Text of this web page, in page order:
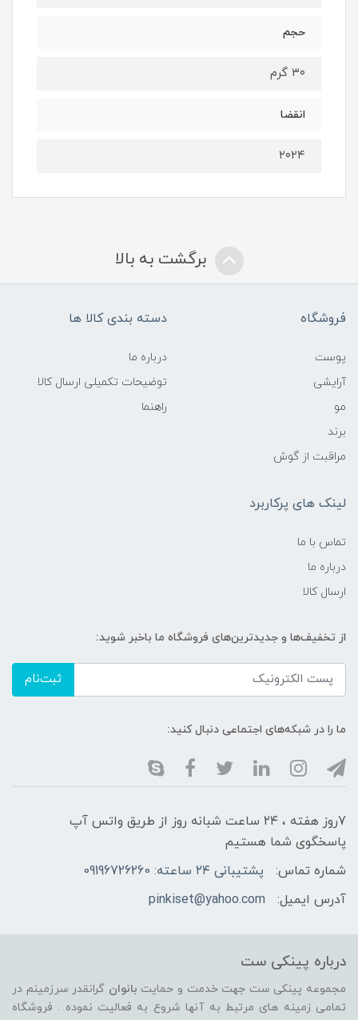
حجم
۳۰ گرم
انقضا
۲۰۲۴
برگشت به بالا
فروشگاه
پوست
آرایشی
مو
برند
مراقبت از گوش
دسته بندی کالا ها
درباره ما
توضیحات تکمیلی ارسال کالا
راهنما
لینک های پرکاربرد
تماس با ما
درباره ما
ارسال کالا
از تخفیف‌ها و جدیدترین‌های فروشگاه ما باخبر شوید:
ثبت‌نام
ما را در شبکه‌های اجتماعی دنبال کنید:
7روز هفته ، ۲۴ ساعت شبانه‌ روز از طریق واتس آپ
پاسخگوی شما هستیم
شماره تماس:
پشتیبانی ۲۴ ساعته: 09196726260
آدرس ایمیل:
pinkiset@yahoo.com
درباره پینکی ست
مجموعه پینکی ست جهت خدمت و حمایت بانوان گرانقدر سرزمینم در
تمامی زمینه های مرتبط به آنها شروع به فعالیت نموده . فروشگاه